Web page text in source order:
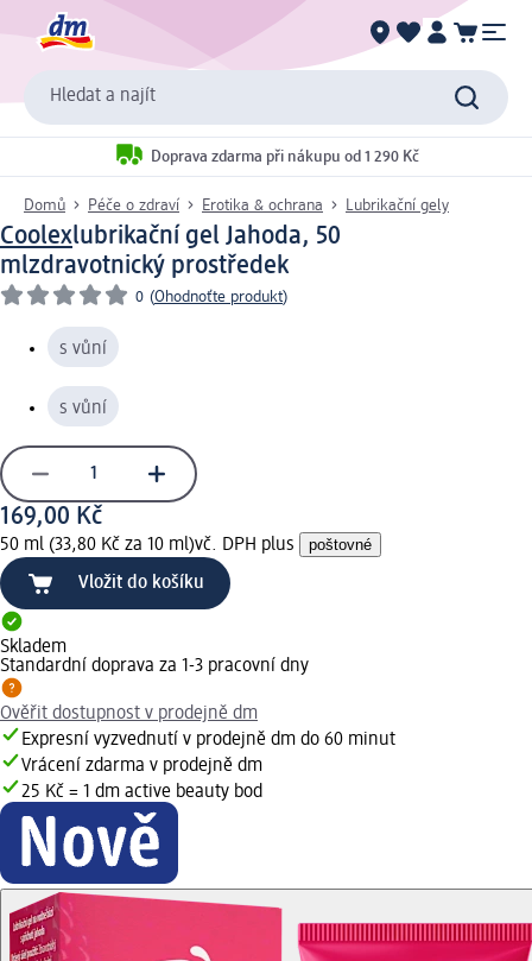
Hledat a najít
Doprava zdarma při nákupu od 1 290 Kč
Domů Péče o zdraví Erotika & ochrana Lubrikační gely
Coolexlubrikační gel Jahoda, 50
mlzdravotnický prostředek
0 (Ohodnoťte produkt)
s vůní
s vůní
169,00 Kč
50 ml (33,80 Kč za 10 ml)vč. DPH plus poštovné
Vložit do košíku
Skladem
Standardní doprava za 1-3 pracovní dny
Ověřit dostupnost v prodejně dm
Expresní vyzvednutí v prodejně dm do 60 minut
Vrácení zdarma v prodejně dm
25 Kč = 1 dm active beauty bod